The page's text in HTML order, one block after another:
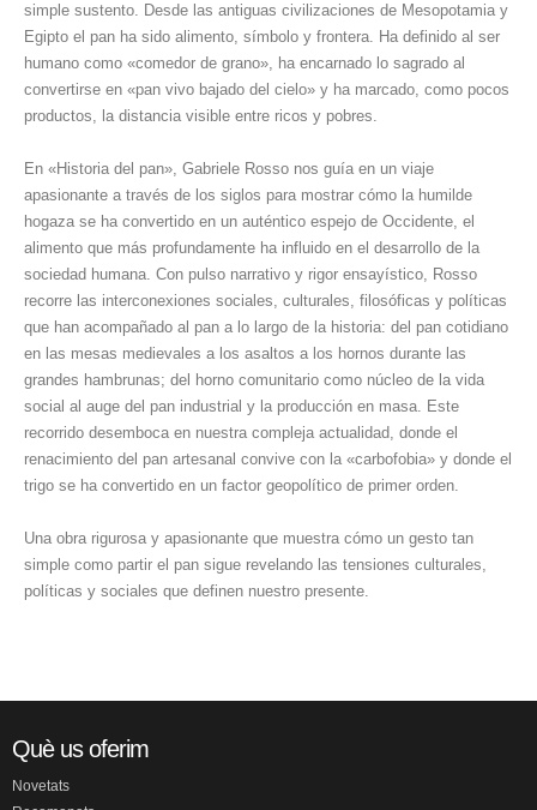
simple sustento. Desde las antiguas civilizaciones de Mesopotamia y
Egipto el pan ha sido alimento, símbolo y frontera. Ha definido al ser
humano como «comedor de grano», ha encarnado lo sagrado al
convertirse en «pan vivo bajado del cielo» y ha marcado, como pocos
productos, la distancia visible entre ricos y pobres.
En «Historia del pan», Gabriele Rosso nos guía en un viaje
apasionante a través de los siglos para mostrar cómo la humilde
hogaza se ha convertido en un auténtico espejo de Occidente, el
alimento que más profundamente ha influido en el desarrollo de la
sociedad humana. Con pulso narrativo y rigor ensayístico, Rosso
recorre las interconexiones sociales, culturales, filosóficas y políticas
que han acompañado al pan a lo largo de la historia: del pan cotidiano
en las mesas medievales a los asaltos a los hornos durante las
grandes hambrunas; del horno comunitario como núcleo de la vida
social al auge del pan industrial y la producción en masa. Este
recorrido desemboca en nuestra compleja actualidad, donde el
renacimiento del pan artesanal convive con la «carbofobia» y donde el
trigo se ha convertido en un factor geopolítico de primer orden.
Una obra rigurosa y apasionante que muestra cómo un gesto tan
simple como partir el pan sigue revelando las tensiones culturales,
políticas y sociales que definen nuestro presente.
Què us oferim
Novetats